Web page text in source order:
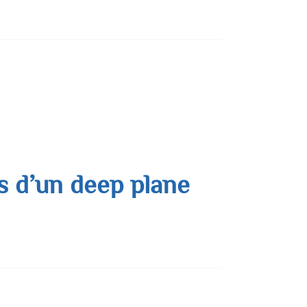
deep plane